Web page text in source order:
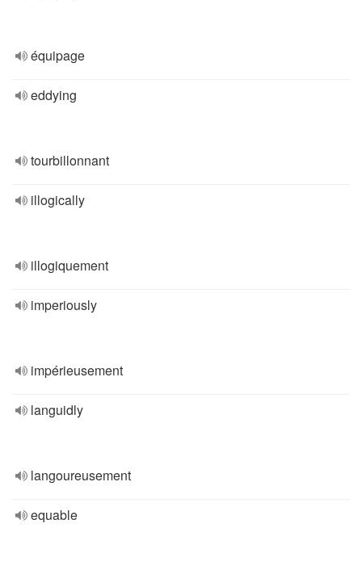
équipage
eddying
tourbillonnant
illogically
illogiquement
imperiously
impérieusement
languidly
langoureusement
equable